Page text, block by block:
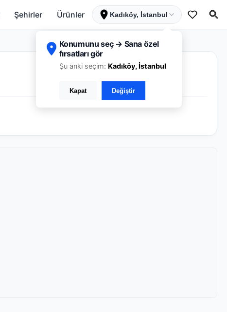
Şehirler Ürünler Kadıköy, İstanbul
Konumunu seç → Sana özel
fırsatları gör
Şu anki seçim: Kadıköy, İstanbul
Kapat Değiştir